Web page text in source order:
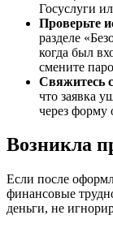
Госуслуги
Проверьте
разделе
когда был
смените
Свяжитесь
что заявка
через форму
Возникла
Если после
финансовые
деньги, не